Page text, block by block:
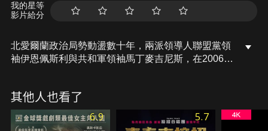
我的星等
影片給分
北愛爾蘭政治局勢動盪數十年，兩派領導人聯盟黨領
袖伊恩佩斯利與共和軍領袖馬丁麥吉尼斯，在2006年
會搭上同一台車，在路途上展開一場你來我往、互不
相讓的激辯，這段車上對談也為北愛爾蘭帶來歷史性
的改變。
其他人也看了
6.9 5.7